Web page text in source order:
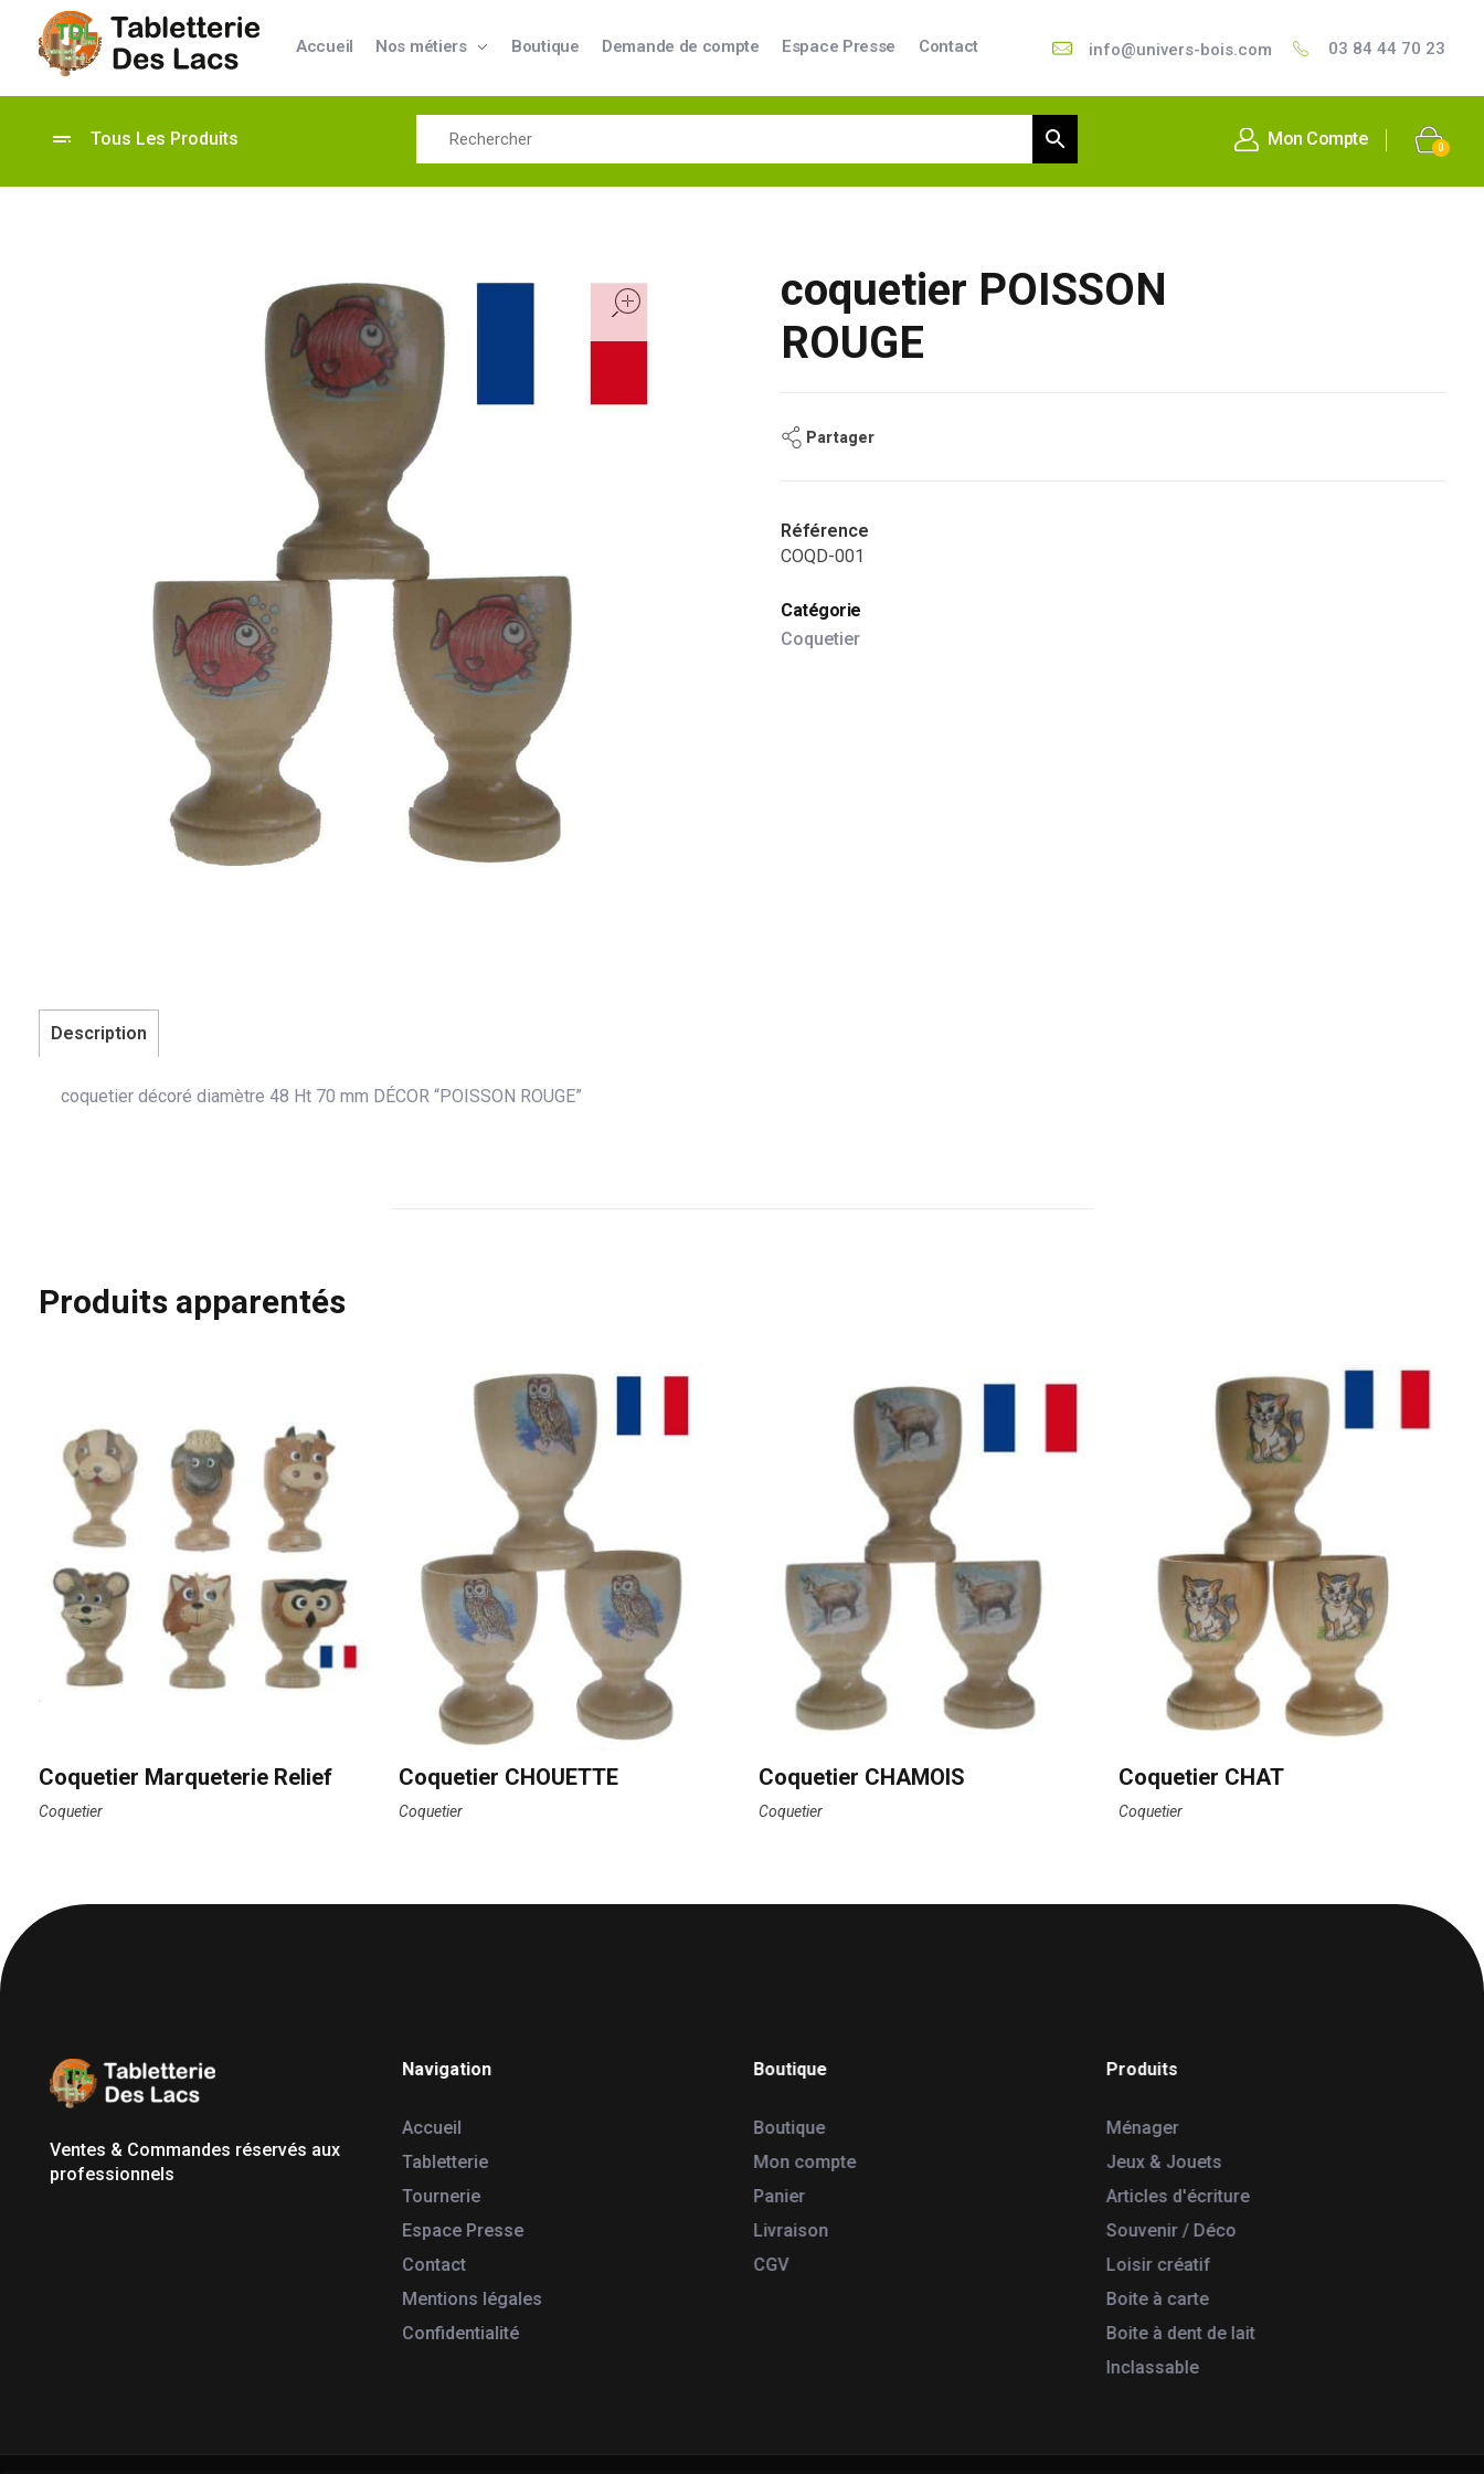
Tabletterie des Lacs
Accueil Nos métiers Boutique Demande de compte Espace Presse Contact info@univers-bois.com 03 84 44 70 23
Tous Les Produits Mon Compte 0
coquetier POISSON
ROUGE
Partager
Référence
COQD-001
Catégorie
Coquetier
Description
coquetier décoré diamètre 48 Ht 70 mm DÉCOR “POISSON ROUGE”
Produits apparentés
Coquetier Marqueterie Relief
Coquetier
Coquetier CHOUETTE
Coquetier
Coquetier CHAMOIS
Coquetier
Coquetier CHAT
Coquetier
Ventes & Commandes réservés aux
professionnels
Navigation
Accueil
Tabletterie
Tournerie
Espace Presse
Contact
Mentions légales
Confidentialité
Boutique
Boutique
Mon compte
Panier
Livraison
CGV
Produits
Ménager
Jeux & Jouets
Articles d'écriture
Souvenir / Déco
Loisir créatif
Boite à carte
Boite à dent de lait
Inclassable